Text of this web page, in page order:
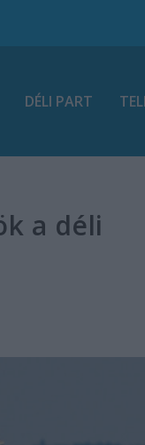
DÉLI PART
a déli